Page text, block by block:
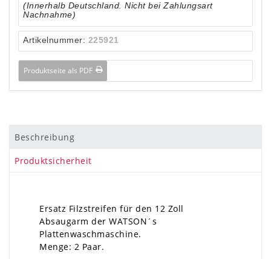
(Innerhalb Deutschland. Nicht bei Zahlungsart
Nachnahme)
Artikelnummer: 225921
Produktseite als PDF
Beschreibung
Produktsicherheit
Ersatz Filzstreifen für den 12 Zoll
Absaugarm der WATSON´s
Plattenwaschmaschine.
Menge: 2 Paar.